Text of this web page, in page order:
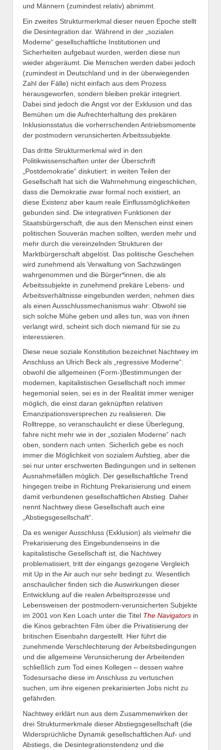
und Männern (zumindest relativ) abnimmt.
Ein zweites Strukturmerkmal dieser neuen Epoche stellt
die Desintegration dar. Während in der „sozialen
Moderne“ gesellschaftliche Institutionen und
Sicherheiten aufgebaut wurden, werden diese nun
wieder abgeräumt. Die Menschen werden dabei jedoch
(zumindest in Deutschland und in der überwiegenden
Zahl der Fälle) nicht einfach aus dem Prozess
herausgeworfen, sondern bleiben prekär integriert.
Dabei sind jedoch die Angst vor der Exklusion und das
Bemühen um die Aufrechterhaltung des prekären
Inklusionsstatus die vorherrschenden Antriebsmomente
der postmodern verunsicherten Arbeitssubjekte.
Das dritte Strukturmerkmal wird in den
Politikwissenschaften unter der Überschrift
„Postdemokratie“ diskutiert: in weiten Teilen der
Gesellschaft hat sich die Wahrnehmung eingeschlichen,
dass die Demokratie zwar formal noch existiert, an
diese Existenz aber kaum reale Einflussmöglichkeiten
gebunden sind. Die integrativen Funktionen der
Staatsbürgerschaft, die aus den Menschen einst einen
politischen Souverän machen sollten, werden mehr und
mehr durch die vereinzelnden Strukturen der
Marktbürgerschaft abgelöst. Das politische Geschehen
wird zunehmend als Verwaltung von Sachzwängen
wahrgenommen und die Bürger*innen, die als
Arbeitssubjekte in zunehmend prekäre Lebens- und
Arbeitsverhältnisse eingebunden werden, nehmen dies
als einen Ausschlussmechanismus wahr: Obwohl sie
sich solche Mühe geben und alles tun, was von ihnen
verlangt wird, scheint sich doch niemand für sie zu
interessieren.
Diese neue soziale Konstitution bezeichnet Nachtwey im
Anschluss an Ulrich Beck als „regressive Moderne“:
obwohl die allgemeinen (Form-)Bestimmungen der
modernen, kapitalistischen Gesellschaft noch immer
hegemonial seien, sei es in der Realität immer weniger
möglich, die einst daran geknüpften relativen
Emanzipationsversprechen zu realisieren. Die
Rolltreppe, so veranschaulicht er diese Überlegung,
fahre nicht mehr wie in der „sozialen Moderne“ nach
oben, sondern nach unten. Sicherlich gebe es noch
immer die Möglichkeit von sozialem Aufstieg, aber die
sei nur unter erschwerten Bedingungen und in seltenen
Ausnahmefällen möglich. Der gesellschaftliche Trend
hingegen treibe in Richtung Prekarisierung und einem
damit verbundenen gesellschaftlichen Abstieg. Daher
nennt Nachtwey diese Gesellschaft auch eine
„Abstiegsgesellschaft“.
Da es weniger Ausschluss (Exklusion) als vielmehr die
Prekarisierung des Eingebundenseins in die
kapitalistische Gesellschaft ist, die Nachtwey
problematisiert, tritt der eingangs gezogene Vergleich
mit Up in the Air auch nur sehr bedingt zu. Wesentlich
anschaulicher finden sich die Auswirkungen dieser
Entwicklung auf die realen Arbeitsprozesse und
Lebensweisen der postmodern-verunsicherten Subjekte
im 2001 von Ken Loach unter die Titel The Navigators in
die Kinos gebrachten Film über die Privatisierung der
britischen Eisenbahn dargestellt. Hier führt die
zunehmende Verschlechterung der Arbeitsbedingungen
und die allgemeine Verunsicherung der Arbeitenden
schließlich zum Tod eines Kollegen – dessen wahre
Todesursache diese im Anschluss zu vertuschen
suchen, um ihre eigenen prekarisierten Jobs nicht zu
gefährden.
Nachtwey erklärt nun aus dem Zusammenwirken der
drei Strukturmerkmale dieser Abstiegsgesellschaft (die
Widersprüchliche Dynamik gesellschaftlichen Auf- und
Abstiegs, die Desintegrationstendenz und die